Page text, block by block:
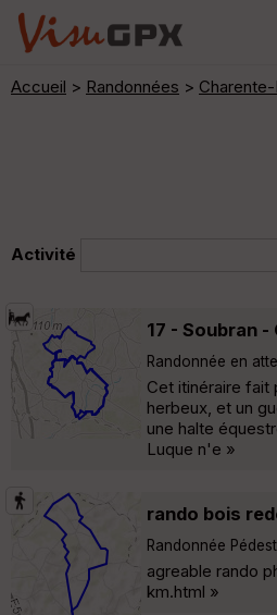
Accueil > Randonnées >
Activité
17 - Soubran -
Randonnée en
Cet itinéraire fait
herbeux, et un
une halte
Luque n'e »
rando bois
Randonnée
agreable rando
km.html »